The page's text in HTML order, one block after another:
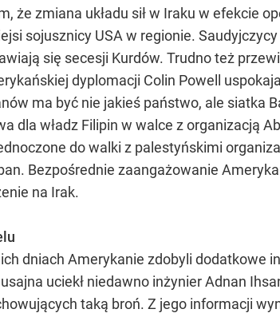
że zmiana układu sił w Iraku w efekcie
sojusznicy USA w regionie.
się secesji Kurdów. Trudno też
dyplomacji Colin Powell
ma być nie jakieś państwo, ale siatka
dla władz Filipin w walce z organizacją
do walki z palestyńskimi
Bezpośrednie zaangażowanie
na Irak.
dniach Amerykanie zdobyli dodatkowe
uciekł niedawno inżynier Adnan
taką broń. Z jego informacji